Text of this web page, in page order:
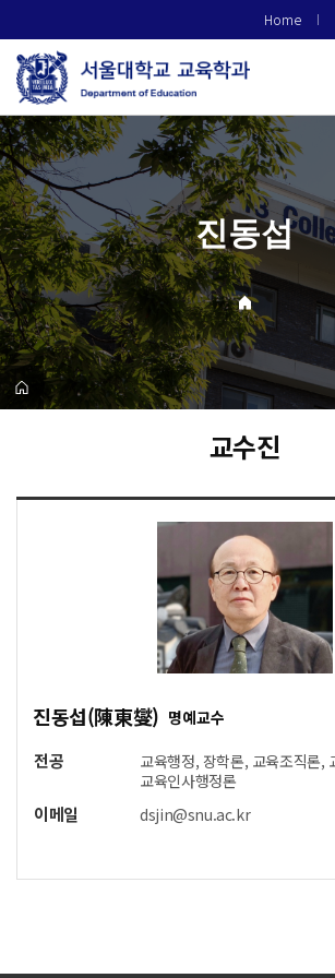
로
메
뉴
Home
진동섭
교수진
진동섭(陳東燮) 명예교수
전공
교육행정, 장학론, 교육조직론,
교육인사행정론
이메일 dsjin@snu.ac.kr